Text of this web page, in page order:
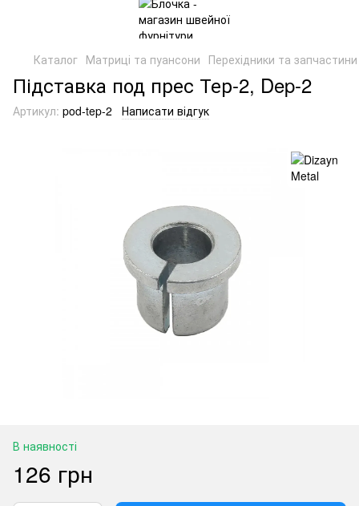
Каталог Матриці та пуансони Перехідники та
Підставка под прес Тер-2, Dep-2
Артикул: pod-tep-2 Написати відгук
В наявності
126 грн